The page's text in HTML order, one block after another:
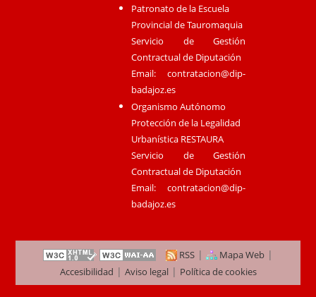
Patronato de la Escuela
Provincial de Tauromaquia
Servicio de Gestión
Contractual de Diputación
Email:contratacion@dip-
badajoz.es
Organismo Autónomo
Protección de la Legalidad
Urbanística RESTAURA
Servicio de Gestión
Contractual de Diputación
Email:contratacion@dip-
badajoz.es
RSS | Mapa Web |
Accesibilidad | Aviso legal| Política de cookies